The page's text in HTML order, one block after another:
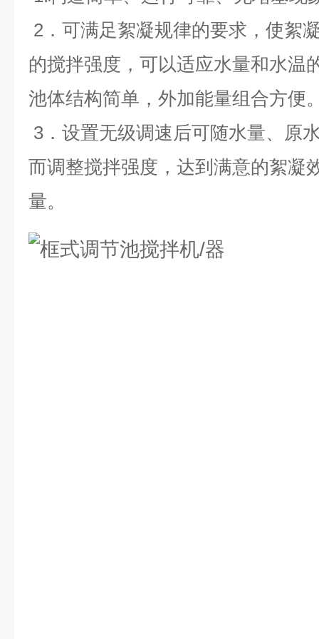
2 ．可满足絮凝规律的要求，使絮
的搅拌强度，可以适应水量和水温
池体结构简单，外加能量组合方便
3 ．设置无级调速后可随水量、原
而调整搅拌强度，达到满意的絮凝
量。